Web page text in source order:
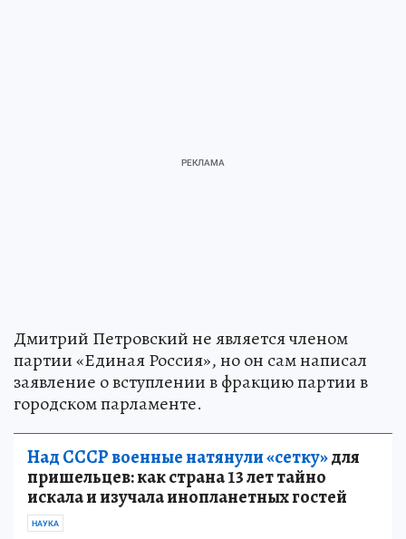
Дмитрий Петровский не является членом
партии «Единая Россия», но он сам написал
заявление о вступлении в фракцию партии в
городском парламенте.
Над СССР военные натянули «сетку»для
пришельцев: как страна 13 лет тайно
искала и изучала инопланетных гостей
НАУКА